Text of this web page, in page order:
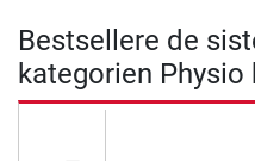
Bestsellere de
kategorien Physio